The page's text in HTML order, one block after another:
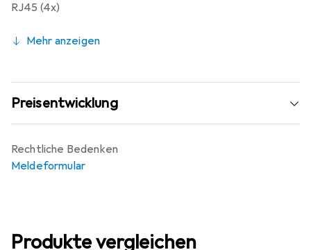
RJ45 (4x)
Mehr anzeigen
Preisentwicklung
Rechtliche Bedenken
Meldeformular
Produkte vergleichen